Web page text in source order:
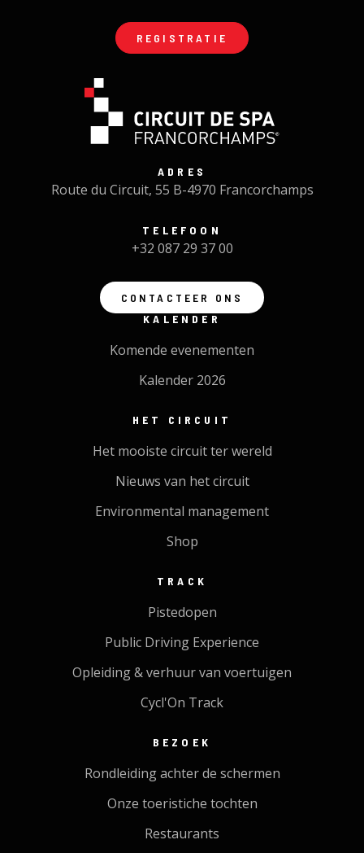
REGISTRATIE
ADRES
Route du Circuit, 55 B-4970 Francorchamps
TELEFOON
+32 087 29 37 00
CONTACTEER ONS
KALENDER
Komende evenementen
Kalender 2026
HET CIRCUIT
Het mooiste circuit ter wereld
Nieuws van het circuit
Environmental management
Shop
TRACK
Pistedopen
Public Driving Experience
Opleiding & verhuur van voertuigen
Cycl'On Track
BEZOEK
Rondleiding achter de schermen
Onze toeristiche tochten
Restaurants